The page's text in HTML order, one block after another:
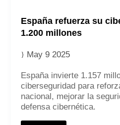
España refuerza su
1.200 millones
May 9 2025
España invierte 1.157
ciberseguridad para
nacional, mejorar la
defensa cibernética.